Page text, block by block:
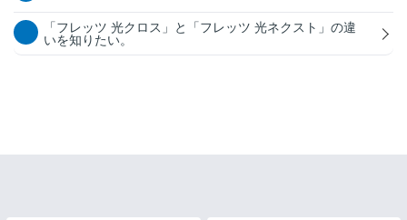
「フレッツ 光クロス」と「フレッツ 光ネクスト」の違
いを知りたい。